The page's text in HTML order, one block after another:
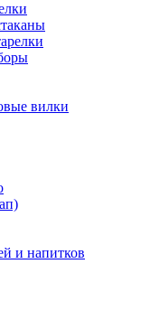
вилки
и напитков